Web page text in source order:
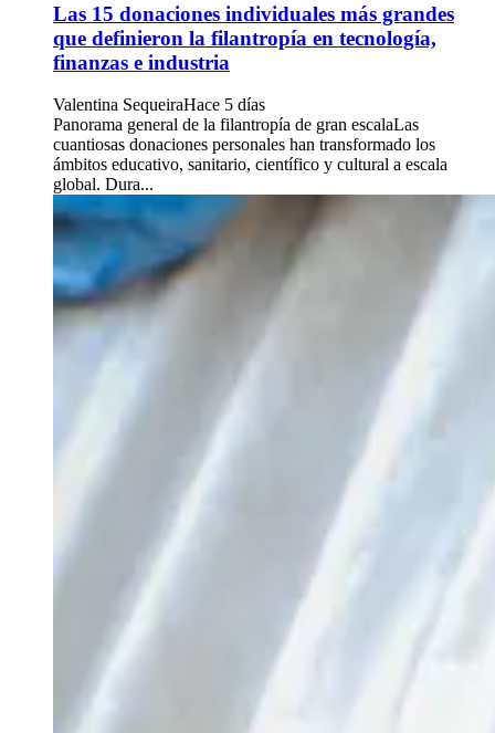
Las 15 donaciones individuales más grandes
que definieron la filantropía en tecnología,
finanzas e industria
Valentina SequeiraHace 5 días
Panorama general de la filantropía de gran escalaLas
cuantiosas donaciones personales han transformado los
ámbitos educativo, sanitario, científico y cultural a escala
global. Dura...